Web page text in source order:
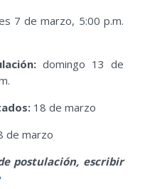
7 de marzo, 5:00 p.m.
domingo 13 de
18 de marzo
de marzo
postulación, escribir